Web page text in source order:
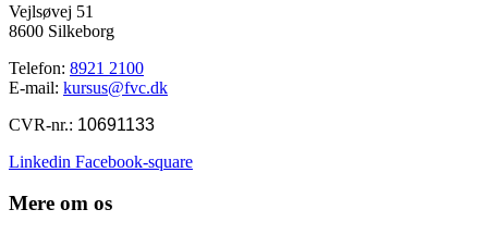
Vejlsøvej 51
8600 Silkeborg
Telefon: 8921 2100
E-mail: kursus@fvc.dk
CVR-nr.: 10691133
Linkedin Facebook-square
Mere om os